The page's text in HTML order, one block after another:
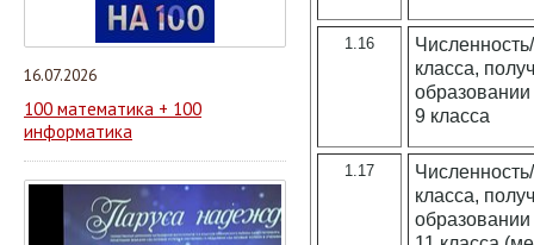
16.07.2026
100 математика + 100
информатика
1.16
класса,
9 класса
1.17
класса,